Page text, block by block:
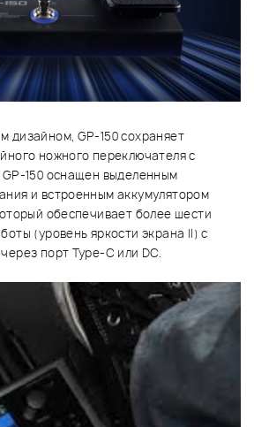
дизайном, GP-150 сохраняет
ножного переключателя с
150 оснащен выделенным
и встроенным аккумулятором
обеспечивает более шести
(уровень яркости экрана II) с
порт Type-C или DC.